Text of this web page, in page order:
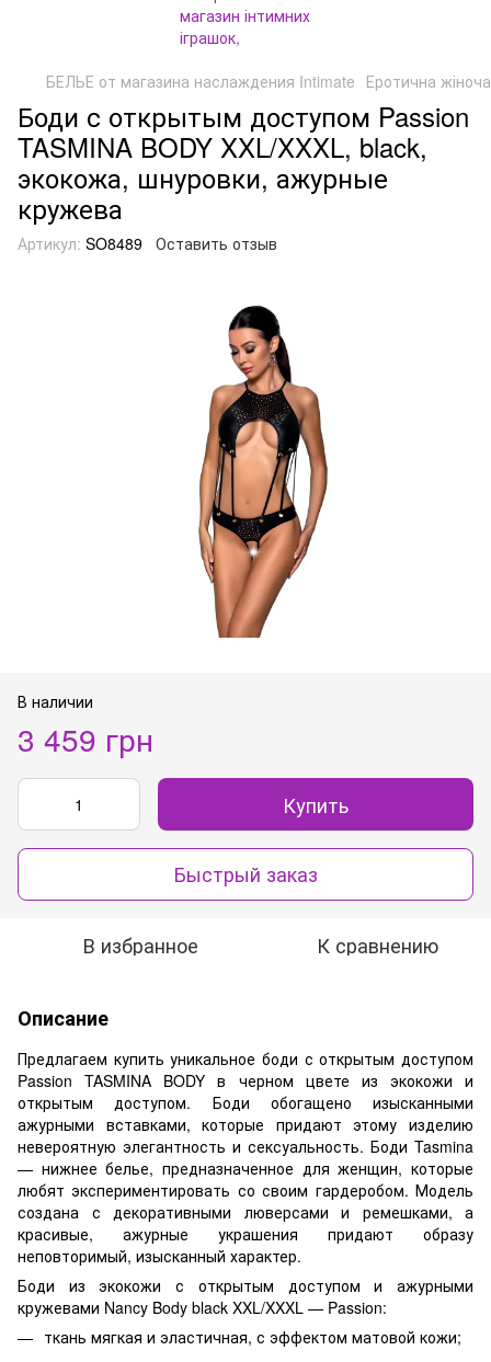
БЕЛЬЕ от магазина наслаждения Intimate Еротична
Боди с открытым доступом Passion
TASMINA BODY XXL/XXXL, black,
экокожа, шнуровки, ажурные
кружева
Артикул: SO8489 Оставить отзыв
В наличии
3 459 грн
Купить
Быстрый заказ
В избранное К сравнению
Описание
Предлагаем купить уникальное боди с открытым доступом
Passion TASMINA BODY в черном цвете из экокожи и
открытым доступом. Боди обогащено изысканными
ажурными вставками, которые придают этому изделию
невероятную элегантность и сексуальность. Боди Tasmina
— нижнее белье, предназначенное для женщин, которые
любят экспериментировать со своим гардеробом. Модель
создана с декоративными люверсами и ремешками, а
красивые, ажурные украшения придают образу
неповторимый, изысканный характер.
Боди из экокожи с открытым доступом и ажурными
кружевами Nancy Body black XXL/XXXL — Passion:
ткань мягкая и эластичная, с эффектом матовой кожи;